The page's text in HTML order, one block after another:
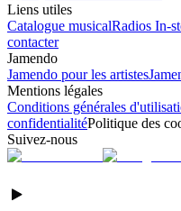
Liens utiles
Catalogue musicalRadios In-
contacter
Jamendo
Jamendo pour les artistes
Mentions légales
Conditions générales
confidentialitéPolitique des
Suivez-nous